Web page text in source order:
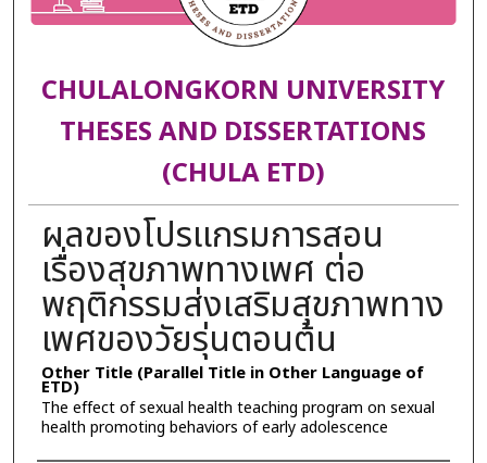
CHULALONGKORN UNIVERSITY
THESES AND DISSERTATIONS
(CHULA ETD)
ผลของโปรแกรมการสอน
เรื่องสุขภาพทางเพศ ต่อ
พฤติกรรมส่งเสริมสุขภาพทาง
เพศของวัยรุ่นตอนต้น
Other Title (Parallel Title in Other Language of
ETD)
The effect of sexual health teaching program on sexual
health promoting behaviors of early adolescence